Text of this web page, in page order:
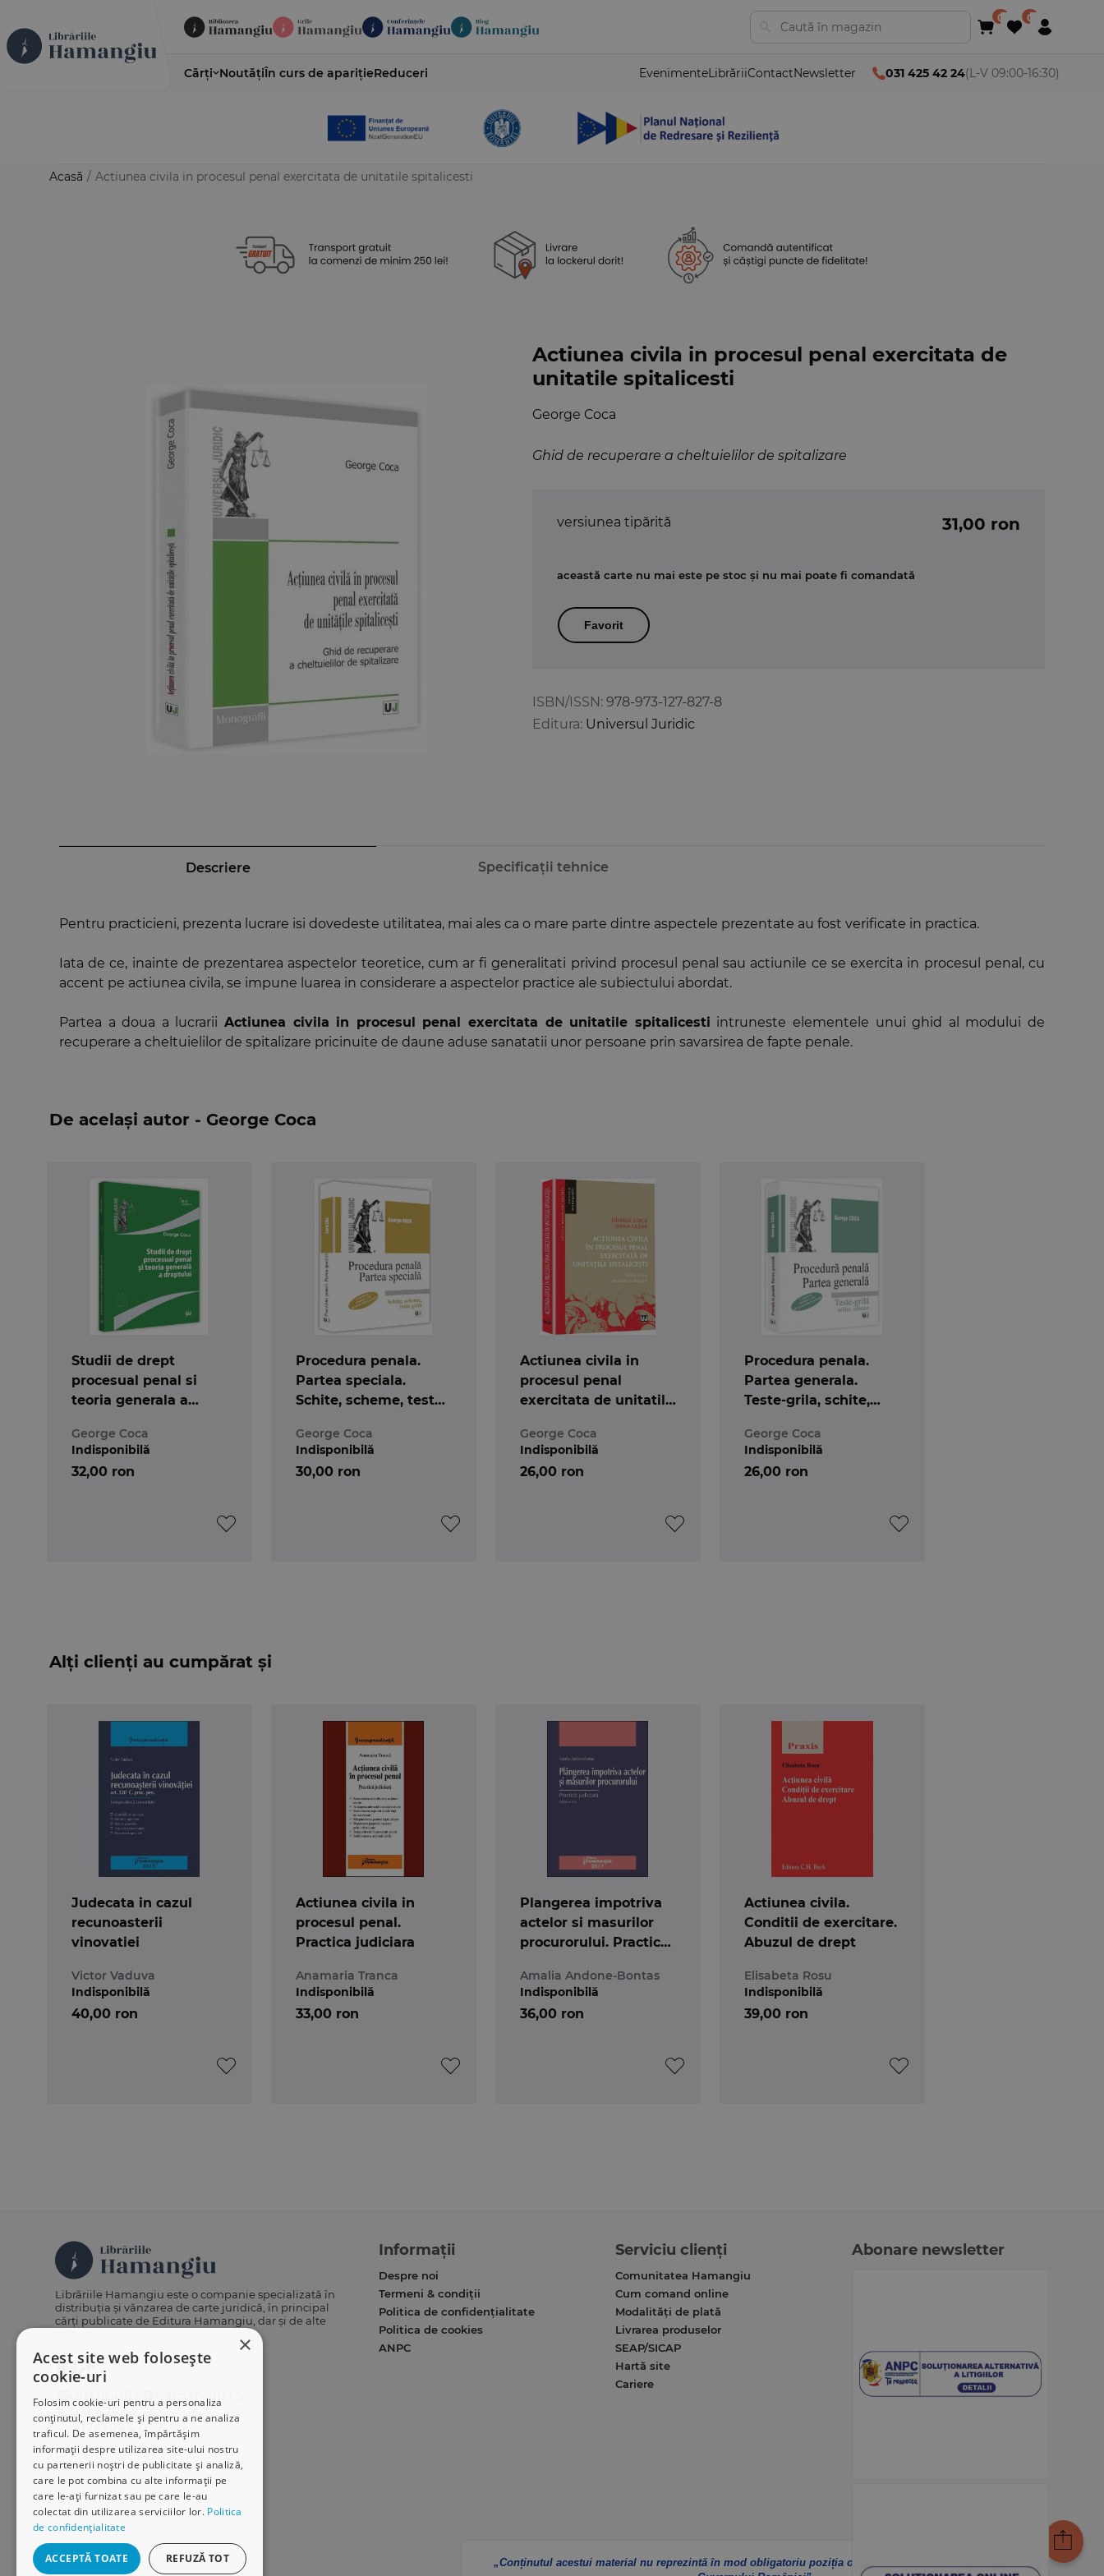
Cărți NoutățiÎn curs de aparițieReduceri EvenimenteLibrăriiContactNewsletter 031 425 42 24(L-V 09:00-16:30)
Acasă / Actiunea civila in procesul penal exercitata de unitatile spitalicesti
Actiunea civila in procesul penal exercitata de
unitatile spitalicesti
Ghid de recuperare a cheltuielilor de spitalizare
George Coca
ISBN/ISSN: 978-973-127-827-8
Editura: Universul Juridic
versiunea tipărită 31,00 ron
această carte nu mai este pe stoc și nu mai poate fi comandată
Favorit
Descriere Specificații tehnice
Pentru practicieni, prezenta lucrare isi dovedeste utilitatea, mai ales ca o mare parte dintre aspectele prezentate au fost verificate in practica.
Iata de ce, inainte de prezentarea aspectelor teoretice, cum ar fi generalitati privind procesul penal sau actiunile ce se exercita in procesul penal, cu
accent pe actiunea civila, se impune luarea in considerare a aspectelor practice ale subiectului abordat.
Partea a doua a lucrarii Actiunea civila in procesul penal exercitata de unitatile spitalicesti intruneste elementele unui ghid al modului de
recuperare a cheltuielilor de spitalizare pricinuite de daune aduse sanatatii unor persoane prin savarsirea de fapte penale.
De același autor - George Coca
Studii de drept
procesual penal si
teoria generala a
George Coca
32,00 ron
Indisponibilă
Procedura penala.
Partea speciala.
Schite, scheme, teste
George Coca
30,00 ron
Indisponibilă
Actiunea civila in
procesul penal
exercitata de unitatile
a
George Coca
26,00 ron
Indisponibilă
Procedura penala.
Partea generala.
Teste-grila, schite,
George Coca
26,00 ron
Indisponibilă
Alți clienți au cumpărat și
Judecata in cazul
recunoasterii
vinovatiei
Victor Vaduva
40,00 ron
Indisponibilă
Actiunea civila in
procesul penal.
Practica judiciara
Anamaria Tranca
33,00 ron
Indisponibilă
Plangerea impotriva
actelor si masurilor
procurorului. Practica
Amalia Andone-Bontas
36,00 ron
Indisponibilă
Actiunea civila.
Conditii de exercitare.
Abuzul de drept
Elisabeta Rosu
39,00 ron
Indisponibilă
×
Acest site web folosește
cookie-uri
Folosim cookie-uri pentru a personaliza
conținutul, reclamele și pentru a ne analiza
traficul. De asemenea, împărtășim
informații despre utilizarea site-ului nostru
cu partenerii noștri de publicitate și analiză,
care le pot combina cu alte informații pe
care le-ați furnizat sau pe care le-au
colectat din utilizarea serviciilor lor. Politica
de confidențialitate
ACCEPTĂ TOATE REFUZĂ TOT
Librăriile Hamangiu este o companie specializată în
distribuția și vânzarea de carte juridică, în principal
cărți publicate de Editura Hamangiu, dar și de alte
distributie@hamangiu.ro
031 425 42 24
0741 244 032
Informații
Despre noi
Termeni & condiții
Politica de confidențialitate
Politica de cookies
ANPC
Serviciu clienți
Comunitatea Hamangiu
Cum comand online
Modalități de plată
Livrarea produselor
SEAP/SICAP
Hartă site
Cariere
Abonare newsletter
„Conținutul acestui material nu reprezintă în mod obligatoriu poziția oficială a Uniunii Europene sau a